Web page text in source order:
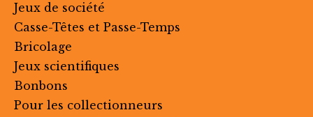
Jeux de société
Casse-Têtes et Passe-Temps
Bricolage
Jeux scientifiques
Bonbons
Pour les collectionneurs